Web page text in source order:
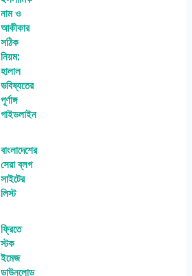
নাম ও
আকীকার
সঠিক
নিয়ম:
হালাল
ভবিষ্যতের
পূর্ণাঙ্গ
গাইডলাইন
বাংলাদেশের
সেরা ব্লগ
সাইটের
লিস্ট
ফ্রিতে
স্টক
ইমেজ
ডাউনলোড